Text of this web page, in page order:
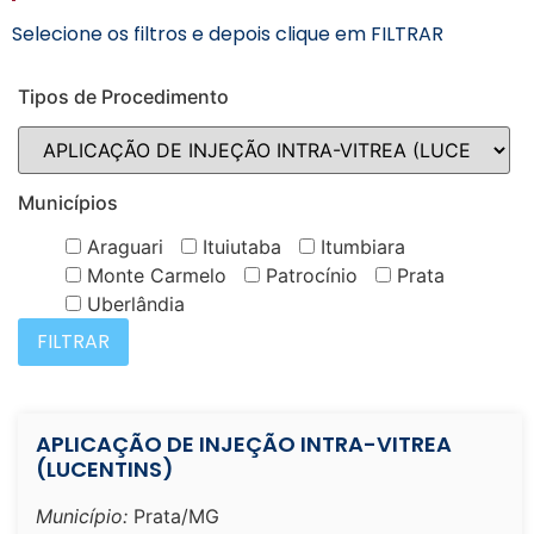
Selecione os filtros e depois clique em FILTRAR
Tipos de Procedimento
Municípios
Araguari
Ituiutaba
Itumbiara
Monte Carmelo
Patrocínio
Prata
Uberlândia
APLICAÇÃO DE INJEÇÃO INTRA-VITREA
(LUCENTINS)
Município: Prata/MG